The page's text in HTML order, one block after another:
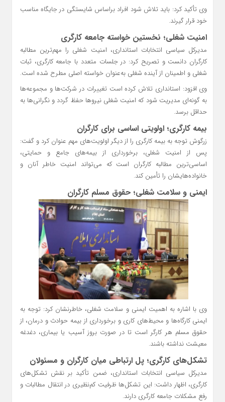
وی تأکید کرد: باید تلاش شود افراد براساس شایستگی در جایگاه مناسب
خود قرار گیرند.
امنیت شغلی؛ نخستین خواسته جامعه کارگری
مدیرکل سیاسی انتخابات استانداری، امنیت شغلی را مهم‌ترین مطالبه
کارگران دانست و تصریح کرد: در جلسات متعدد با جامعه کارگری، ثبات
شغلی و اطمینان از آینده شغلی به‌عنوان خواسته اصلی مطرح شده است.
وی افزود: استانداری تلاش کرده است تغییرات در شرکت‌ها و مجموعه‌ها
به گونه‌ای مدیریت شود که امنیت شغلی نیروها حفظ گردد و نگرانی‌ها به
حداقل برسد.
بیمه کارگری؛ اولویتی اساسی برای کارگران
زرگوش توجه به بیمه کارگری را از دیگر اولویت‌های مهم عنوان کرد و گفت:
پس از امنیت شغلی، برخورداری از بیمه‌های جامع و حمایتی،
اساسی‌ترین مطالبه کارگران است که می‌تواند امنیت خاطر آنان و
خانواده‌هایشان را تأمین کند.
ایمنی و سلامت شغلی؛ حقوق مسلم کارگران
وی با اشاره به اهمیت ایمنی و سلامت شغلی، خاطرنشان کرد: توجه به
ایمنی کارگاه‌ها و محیط‌های کاری و برخورداری از بیمه حوادث و درمان، از
حقوق مسلم هر کارگر است تا در صورت بروز آسیب یا بیماری، دغدغه
معیشت نداشته باشند.
تشکل‌های کارگری؛ پل ارتباطی میان کارگران و مسئولان
مدیرکل سیاسی انتخابات استانداری، ضمن تأکید بر نقش تشکل‌های
کارگری، اظهار داشت: این تشکل‌ها ظرفیت کم‌نظیری در انتقال مطالبات و
رفع مشکلات جامعه کارگری دارند.